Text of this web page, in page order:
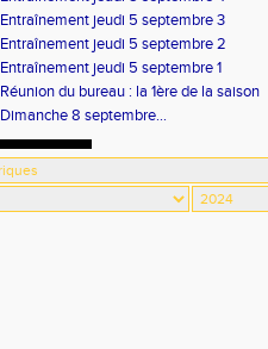
Entraînement jeudi 5 septembre 3
Entraînement jeudi 5 septembre 2
Entraînement jeudi 5 septembre 1
Réunion du bureau : la 1ère de la saison
Dimanche 8 septembre...